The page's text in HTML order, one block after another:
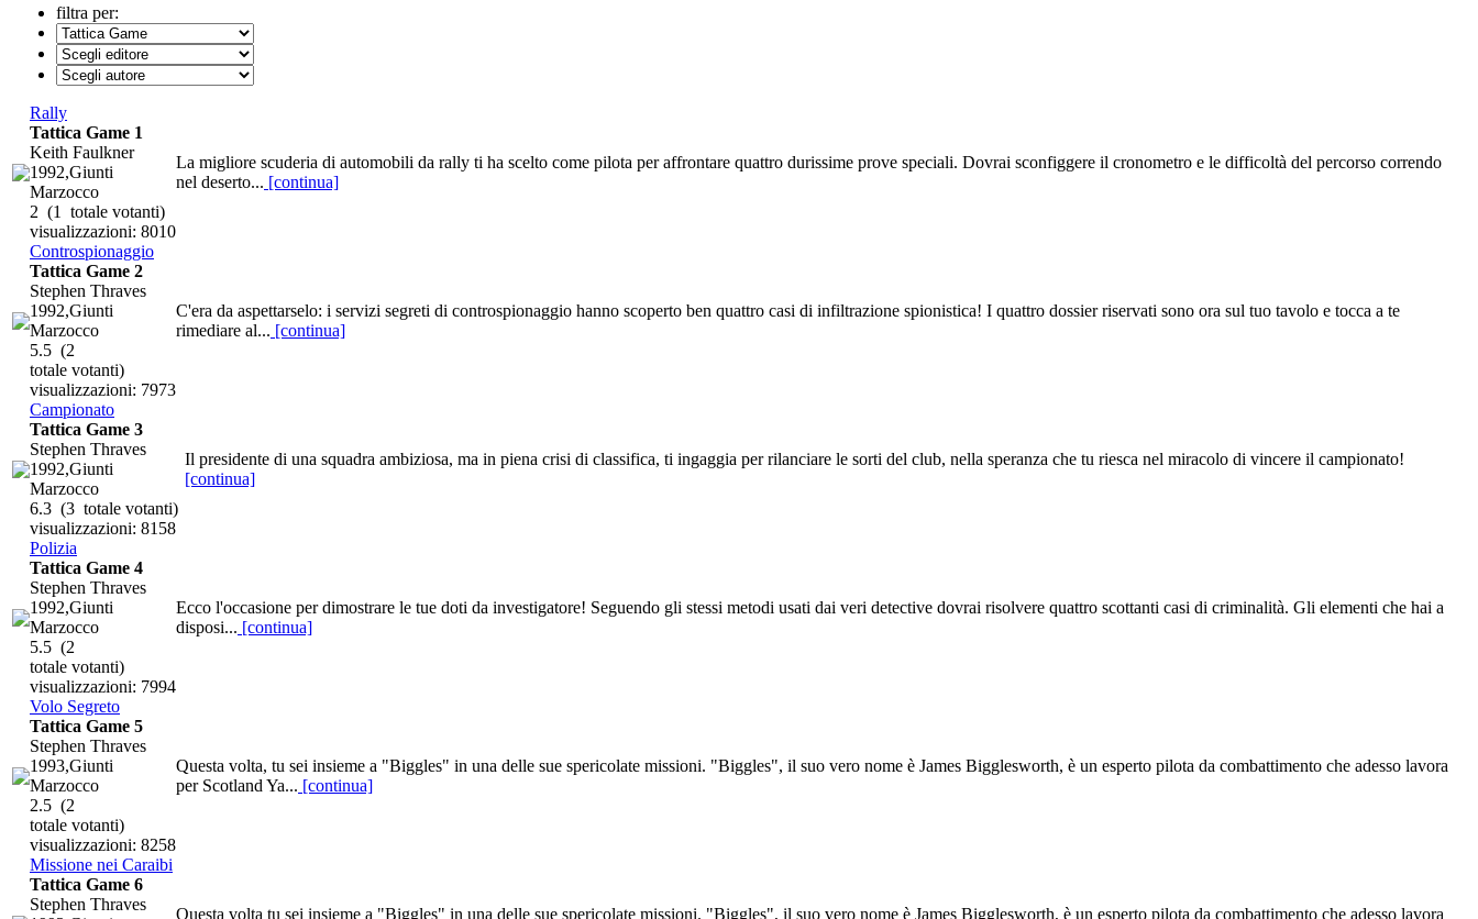
filtra per:
Rally
La migliore scuderia di automobili da rally ti ha scelto come pilota per affrontare quattro durissime prove speciali. Dovrai sconfiggere il cronometro e le difficoltà del percorso correndo
nel deserto... [continua]
Tattica Game 1
Keith Faulkner
1992,Giunti
Marzocco
2 (1 totale votanti)
visualizzazioni: 8010
Controspionaggio
C'era da aspettarselo: i servizi segreti di controspionaggio hanno scoperto ben quattro casi di infiltrazione spionistica! I quattro dossier riservati sono ora sul tuo tavolo e tocca a te
rimediare al... [continua]
Tattica Game 2
Stephen Thraves
1992,Giunti
Marzocco
5.5 (2
totale votanti)
visualizzazioni: 7973
Campionato
Il presidente di una squadra ambiziosa, ma in piena crisi di classifica, ti ingaggia per rilanciare le sorti del club, nella speranza che tu riesca nel miracolo di vincere il campionato!
[continua]
Tattica Game 3
Stephen Thraves
1992,Giunti
Marzocco
6.3 (3 totale votanti)
visualizzazioni: 8158
Polizia
Ecco l'occasione per dimostrare le tue doti da investigatore! Seguendo gli stessi metodi usati dai veri detective dovrai risolvere quattro scottanti casi di criminalità. Gli elementi che hai a
disposi... [continua]
Tattica Game 4
Stephen Thraves
1992,Giunti
Marzocco
5.5 (2
totale votanti)
visualizzazioni: 7994
Volo Segreto
Questa volta, tu sei insieme a "Biggles" in una delle sue spericolate missioni. "Biggles", il suo vero nome è James Bigglesworth, è un esperto pilota da combattimento che adesso lavora
per Scotland Ya... [continua]
Tattica Game 5
Stephen Thraves
1993,Giunti
Marzocco
2.5 (2
totale votanti)
visualizzazioni: 8258
Missione nei Caraibi
Questa volta tu sei insieme a "Biggles" in una delle sue spericolate missioni. "Biggles", il suo vero nome è James Bigglesworth, è un esperto pilota da combattimento che adesso lavora
Tattica Game 6
Stephen Thraves